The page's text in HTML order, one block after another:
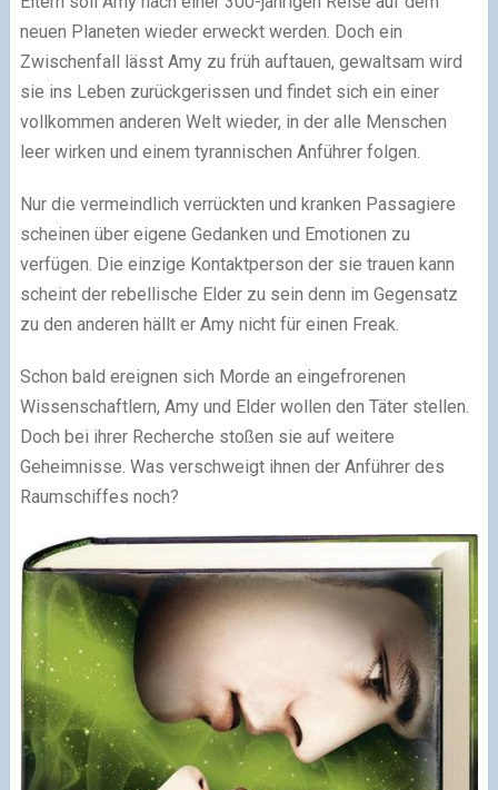
neuen Planeten wieder erweckt werden. Doch ein
Zwischenfall lässt Amy zu früh auftauen, gewaltsam wird
sie ins Leben zurückgerissen und findet sich ein einer
vollkommen anderen Welt wieder, in der alle Menschen
leer wirken und einem tyrannischen Anführer folgen.
Nur die vermeindlich verrückten und kranken Passagiere
scheinen über eigene Gedanken und Emotionen zu
verfügen. Die einzige Kontaktperson der sie trauen kann
scheint der rebellische Elder zu sein denn im Gegensatz
zu den anderen hällt er Amy nicht für einen Freak.
Schon bald ereignen sich Morde an eingefrorenen
Wissenschaftlern, Amy und Elder wollen den Täter stellen.
Doch bei ihrer Recherche stoßen sie auf weitere
Geheimnisse. Was verschweigt ihnen der Anführer des
Raumschiffes noch?